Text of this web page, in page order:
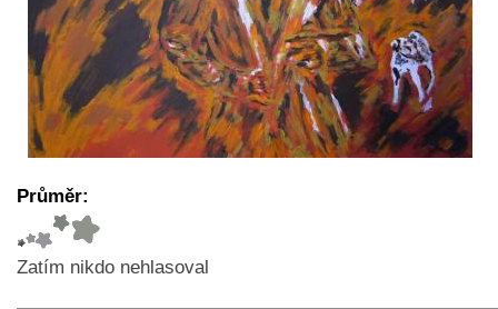
Průměr:
Zatím nikdo nehlasoval